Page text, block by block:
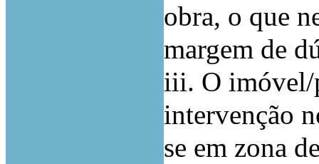
obra, o que
margem de
iii. O imóvel/
intervenção
se em zona